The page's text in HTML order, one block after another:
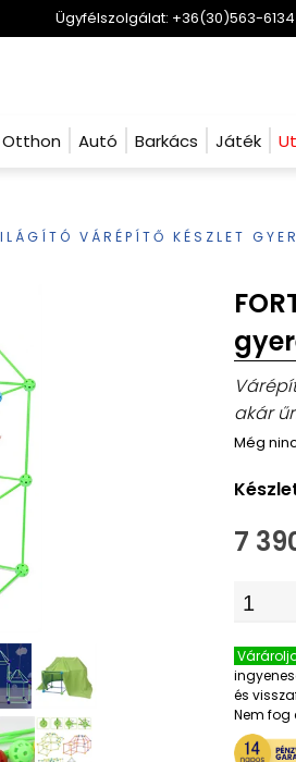
Ügyfélszolgálat: +36(30)563-
Otthon Autó Barkács Játék
VÁRÉPÍTŐ KÉSZLET
akár
Még
7
és
Nem fog